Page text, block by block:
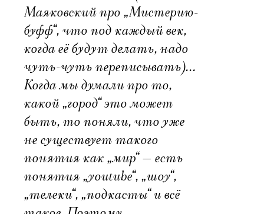
Маяковский про „Мистерию-
буфф“, что под каждый век,
когда её будут делать, надо
чуть-чуть переписывать)…
Когда мы думали про то,
какой „город“ это может
быть, то поняли, что уже
не существует такого
понятия как „мир“ — есть
понятия „youtube“, „шоу“,
„телеки“, „подкасты“ и всё